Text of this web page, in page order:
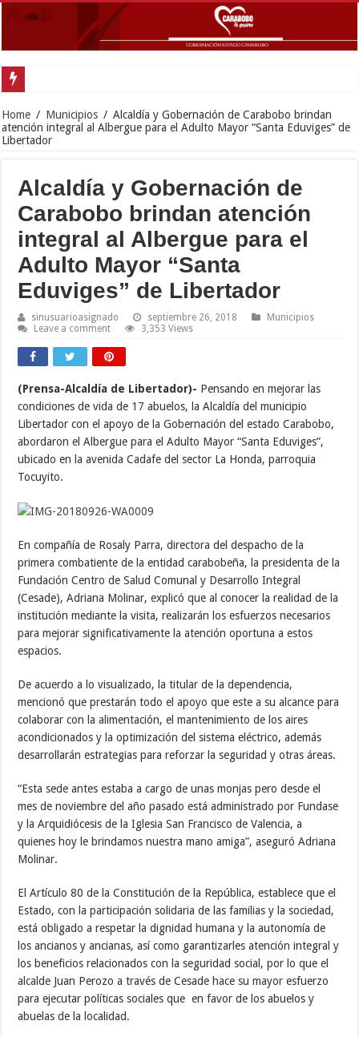
Home / Municipios / Alcaldía y Gobernación de Carabobo brindan
atención integral al Albergue para el Adulto Mayor “Santa Eduviges” de
Libertador
Alcaldía y Gobernación de
Carabobo brindan atención
integral al Albergue para el
Adulto Mayor “Santa
Eduviges” de Libertador
sinusuarioasignado septiembre 26, 2018
Municipios
Leave a comment
3,353 Views
(Prensa-Alcaldía de Libertador)- Pensando en mejorar las
condiciones de vida de 17 abuelos, la Alcaldía del municipio
Libertador con el apoyo de la Gobernación del estado Carabobo,
abordaron el Albergue para el Adulto Mayor “Santa Eduviges”,
ubicado en la avenida Cadafe del sector La Honda, parroquia
Tocuyito.
En compañía de Rosaly Parra, directora del despacho de la
primera combatiente de la entidad carabobeña, la presidenta de la
Fundación Centro de Salud Comunal y Desarrollo Integral
(Cesade), Adriana Molinar, explicó que al conocer la realidad de la
institución mediante la visita, realizarán los esfuerzos necesarios
para mejorar significativamente la atención oportuna a estos
espacios.
De acuerdo a lo visualizado, la titular de la dependencia,
mencionó que prestarán todo el apoyo que este a su alcance para
colaborar con la alimentación, el mantenimiento de los aires
acondicionados y la optimización del sistema eléctrico, además
desarrollarán estrategias para reforzar la seguridad y otras áreas.
“Esta sede antes estaba a cargo de unas monjas pero desde el
mes de noviembre del año pasado está administrado por Fundase
y la Arquidiócesis de la Iglesia San Francisco de Valencia, a
quienes hoy le brindamos nuestra mano amiga”, aseguró Adriana
Molinar.
El Artículo 80 de la Constitución de la República, establece que el
Estado, con la participación solidaria de las familias y la sociedad,
está obligado a respetar la dignidad humana y la autonomía de
los ancianos y ancianas, así como garantizarles atención integral y
los beneficios relacionados con la seguridad social, por lo que el
alcalde Juan Perozo a través de Cesade hace su mayor esfuerzo
para ejecutar políticas sociales que en favor de los abuelos y
abuelas de la localidad.